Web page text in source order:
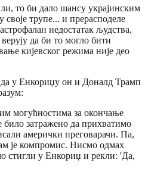
то би дало шансу украјинским
трупе... и прерасподеле
недостатак људства,
да би то могло бити
кијевског режима није део
у Енкориџу он и Доналд Трамп
могућностима за окончање
било затражено да прихватимо
амерички преговарачи. Па,
је компромис. Нисмо одмах
стигли у Енкориџ и рекли: 'Да,